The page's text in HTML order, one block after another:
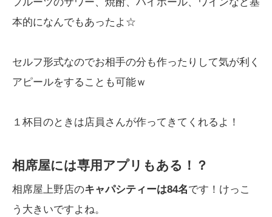
本的になんでもあったよ☆
セルフ形式なのでお相手の分も作ったりして気が利く
アピールをすることも可能ｗ
１杯目のときは店員さんが作ってきてくれるよ！
相席屋には専用アプリもある！？
相席屋上野店のキャパシティーは84名です！けっこ
う大きいですよね。